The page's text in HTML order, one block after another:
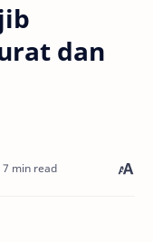
dan
7 min read